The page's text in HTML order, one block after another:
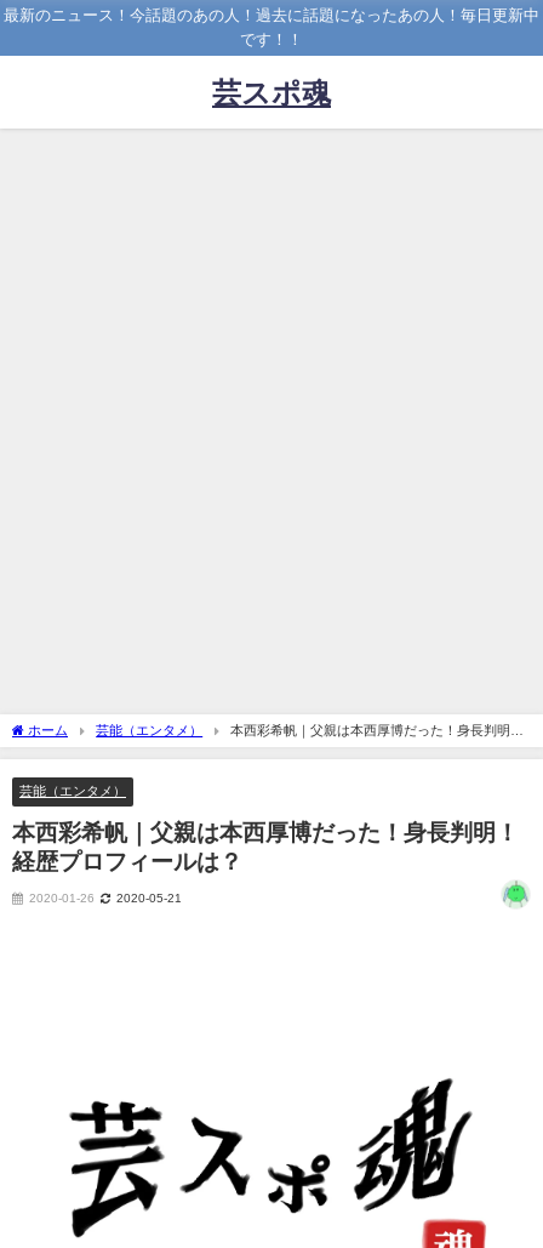
最新のニュース！今話題のあの人！過去に話題になったあの人！毎日更新中
です！！
芸スポ魂
ホーム 芸能（エンタメ）
本西彩希帆｜父親は本西厚博だった！身長判明！
経歴プロフィールは？
芸能（エンタメ）
本西彩希帆｜父親は本西厚博だった！身長判明！
経歴プロフィールは？
2020-01-26 2020-05-21